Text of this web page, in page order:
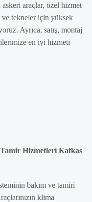
araçlar, özel hizmet
ve tekneler için yüksek
Ayrıca, satış, montaj
en iyi hizmeti
Hizmetleri Kafkas
bakım ve tamiri
klima